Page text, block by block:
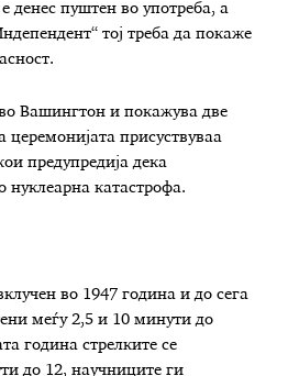
денес пуштен во употреба, а
тој треба да покаже
Вашингтон и покажува две
присуствуваа
предупредија дека
нуклеарна катастрофа.
во 1947 година и до сега
меѓу 2,5 и 10 минути до
година стрелките се
до 12, научниците ги